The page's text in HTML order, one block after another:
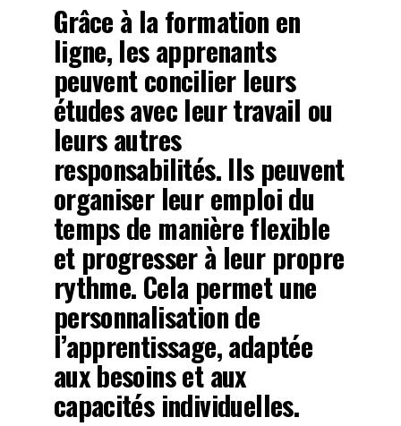
Grâce à la formation en
ligne, les apprenants
peuvent concilier leurs
étudesavec leur travail ou
leurs autres
responsabilités. Ils peuvent
organiser leur emploi du
temps de manière flexible
et progresser à leur propre
rythme. Cela permet une
personnalisation de
l’apprentissage, adaptée
aux besoins et aux
capacités individuelles.